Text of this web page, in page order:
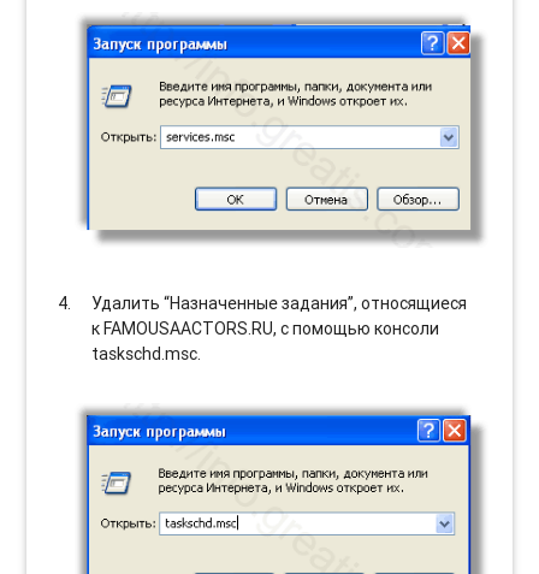
Удалить “Назначенные задания”, относящиеся
к FAMOUSAACTORS.RU, с помощью консоли
taskschd.msc.